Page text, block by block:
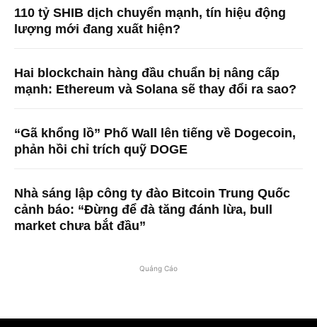
110 tỷ SHIB dịch chuyển mạnh, tín hiệu động
lượng mới đang xuất hiện?
Hai blockchain hàng đầu chuẩn bị nâng cấp
mạnh: Ethereum và Solana sẽ thay đổi ra sao?
“Gã khổng lồ” Phố Wall lên tiếng về Dogecoin,
phản hồi chỉ trích quỹ DOGE
Nhà sáng lập công ty đào Bitcoin Trung Quốc
cảnh báo: “Đừng để đà tăng đánh lừa, bull
market chưa bắt đầu”
Quảng Cáo